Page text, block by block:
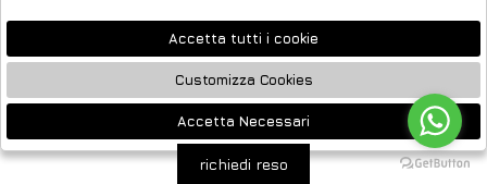
2026 FACE UP - P.IVA : 04220371217 POWERED BY
ATELIER
SOCIETÀ
🍪
richiedi reso
Accetta tutti i cookie
Customizza Cookies
Accetta Necessari